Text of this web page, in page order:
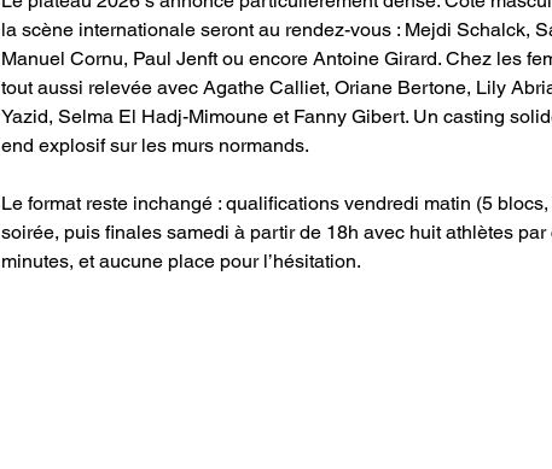
la scène internationale seront au rendez-vous : Mejdi Schalck,
Manuel Cornu, Paul Jenft ou encore Antoine Girard. Chez les
tout aussi relevée avec Agathe Calliet, Oriane Bertone, Lily
Yazid, Selma El Hadj-Mimoune et Fanny Gibert. Un casting
end explosif sur les murs normands.
Le format reste inchangé : qualifications vendredi matin (5
soirée, puis finales samedi à partir de 18h avec huit athlètes
minutes, et aucune place pour l’hésitation.